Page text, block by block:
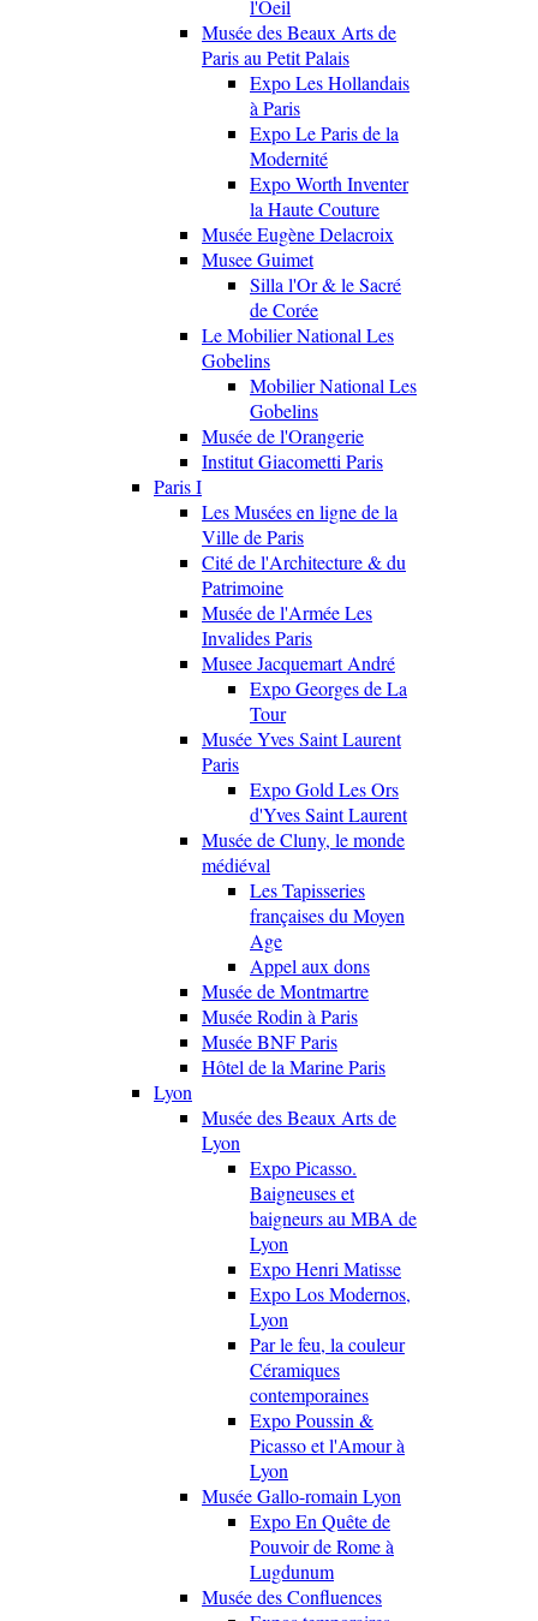
l'Oeil
Musée des Beaux Arts de
Paris au Petit Palais
Expo Les Hollandais
à Paris
Expo Le Paris de la
Modernité
Expo Worth Inventer
la Haute Couture
Musée Eugène Delacroix
Musee Guimet
Silla l'Or & le Sacré
de Corée
Le Mobilier National Les
Gobelins
Mobilier National Les
Gobelins
Musée de l'Orangerie
Institut Giacometti Paris
Paris I
Les Musées en ligne de la
Ville de Paris
Cité de l'Architecture & du
Patrimoine
Musée de l'Armée Les
Invalides Paris
Musee Jacquemart André
Expo Georges de La
Tour
Musée Yves Saint Laurent
Paris
Expo Gold Les Ors
d'Yves Saint Laurent
Musée de Cluny, le monde
médiéval
Les Tapisseries
françaises du Moyen
Age
Appel aux dons
Musée de Montmartre
Musée Rodin à Paris
Musée BNF Paris
Hôtel de la Marine Paris
Lyon
Musée des Beaux Arts de
Lyon
Expo Picasso.
Baigneuses et
baigneurs au MBA de
Lyon
Expo Henri Matisse
Expo Los Modernos,
Lyon
Par le feu, la couleur
Céramiques
contemporaines
Expo Poussin &
Picasso et l'Amour à
Lyon
Musée Gallo-romain Lyon
Expo En Quête de
Pouvoir de Rome à
Lugdunum
Musée des Confluences